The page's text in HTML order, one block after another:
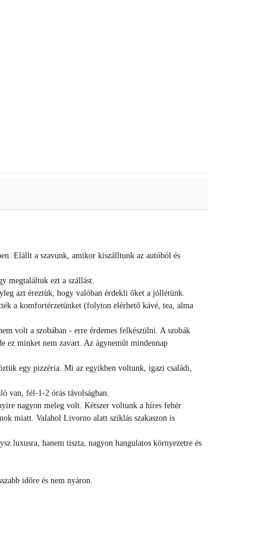
Elállt a szavunk, amikor kiszálltunk az autóból és
megtaláltuk ezt a szállást.
azt éreztük, hogy valóban érdekli őket a jóllétünk.
a komfortérzetünket (folyton elérhető kávé, tea, alma
volt a szobában - erre érdemes felkészülni. A szobák
ez minket nem zavart. Az ágyneműt mindennap
egy pizzéria. Mi az egyikben voltunk, igazi családi,
van, fél-1-2 órás távolságban.
nagyon meleg volt. Kétszer voltunk a híres fehér
miatt. Valahol Livorno alatt sziklás szakaszon is
luxusra, hanem tiszta, nagyon hangulatos környezetre és
időre és nem nyáron.